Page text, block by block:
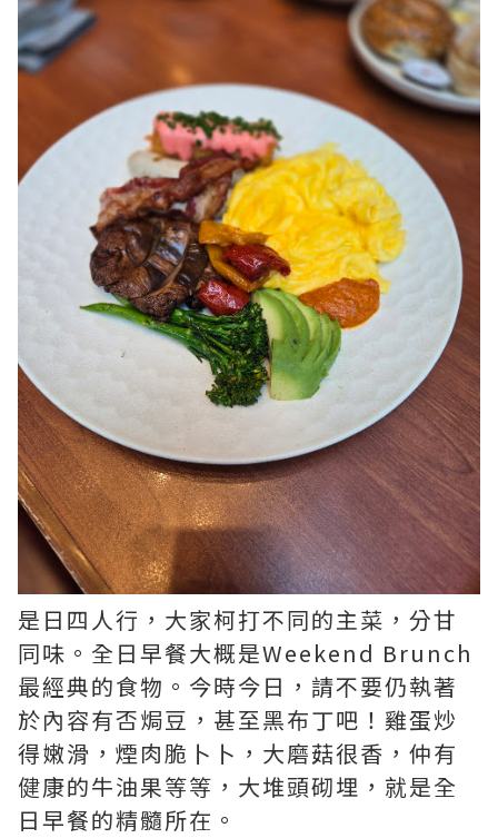
是日四人行，大家柯打不同的主菜，分甘
同味。全日早餐大概是Weekend Brunch
最經典的食物。今時今日，請不要仍執著
於內容有否焗豆，甚至黑布丁吧！雞蛋炒
得嫩滑，煙肉脆卜卜，大磨菇很香，仲有
健康的牛油果等等，大堆頭砌埋，就是全
日早餐的精髓所在。